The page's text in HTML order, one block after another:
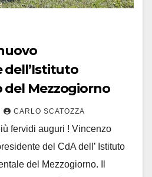
dell’Istituto
Mezzogiorno
CARLO SCATOZZA
fervidi auguri ! Vincenzo
del CdA dell’ Istituto
del Mezzogiorno. Il